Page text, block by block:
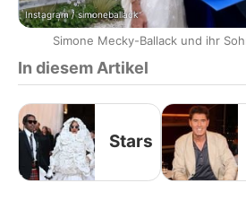
Instagram / simoneballack
Simone Mecky-Ballack und ihr
In diesem Artikel
Stars